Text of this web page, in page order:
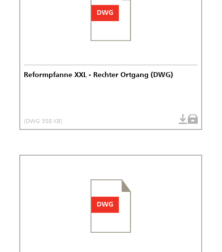
Reformpfanne XXL - Rechter Ortgang (DWG)
(DWG 358 KB)